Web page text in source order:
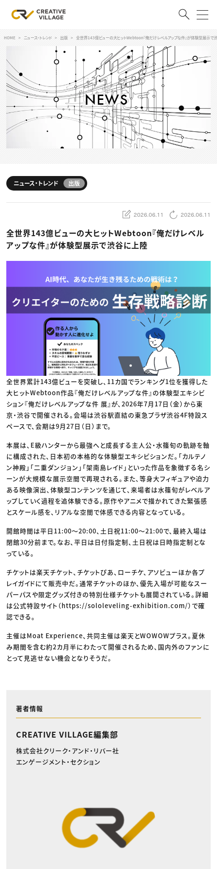
ログイン 会員登録
RECRUIT
クリエイター求人を探す
CREATIVE JOB求人検索
スキルアップしたい！
デザイン
編集・ライティング
マーケティング
ディレクション
業界解説・キャリア事情
お役立ち基礎知識
TOP Creator’s コラム
Webクリエイター
アプリクリエイター
ゲームクリエイター
映像クリエイター
マーケッター
C＆R Magazine
セミナー
映像
広告
出版
CREATIVE VILLAGEからのお知らせ
プロフェッショナル×つながる×メディア
HOME ニュース・トレンド 出版 全世界143億ビューの大ヒットWebtoon『俺だけレベルアップな件』が体験型展示で
ニュース・トレンド 出版
2026.06.11 2026.06.11
全世界143億ビューの大ヒットWebtoon『俺だけレベル
アップな件』が体験型展示で渋谷に上陸
全世界累計143億ビューを突破し、11カ国でランキング1位を獲得した
大ヒットWebtoon作品『俺だけレベルアップな件』の体験型エキシビ
ション『俺だけレベルアップな件 展』が、2026年7月17日（金）から東
京・渋谷で開催される。会場は渋谷駅直結の東急プラザ渋谷4F特設ス
ペースで、会期は9月27日（日）まで。
本展は、E級ハンターから最強へと成長する主人公・水篠旬の軌跡を軸
に構成された、日本初の本格的な体験型エキシビションだ。「カルテノ
ン神殿」「二重ダンジョン」「架南島レイド」といった作品を象徴する名シ
ーンが大規模な展示空間で再現される。また、等身大フィギュアや迫力
ある映像演出、体験型コンテンツを通じて、来場者は水篠旬がレベルア
ップしていく過程を追体験できる。原作やアニメで描かれてきた緊張感
とスケール感を、リアルな空間で体感できる内容となっている。
開館時間は平日11:00〜20:00、土日祝11:00〜21:00で、最終入場は
閉館30分前まで。なお、平日は日付指定制、土日祝は日時指定制とな
っている。
チケットは楽天チケット、チケットぴあ、ローチケ、アソビューほか各プ
レイガイドにて販売中だ。通常チケットのほか、優先入場が可能なスー
パーパスや限定グッズ付きの特別仕様チケットも展開されている。詳細
は公式特設サイト（https://sololeveling-exhibition.com/）で確
認できる。
主催はMoat Experience、共同主催は楽天とWOWOWプラス。夏休
み期間を含む約2カ月半にわたって開催されるため、国内外のファンに
とって見逃せない機会となりそうだ。
著者情報
CREATIVE VILLAGE編集部
株式会社クリーク・アンド・リバー社
エンゲージメント・セクション